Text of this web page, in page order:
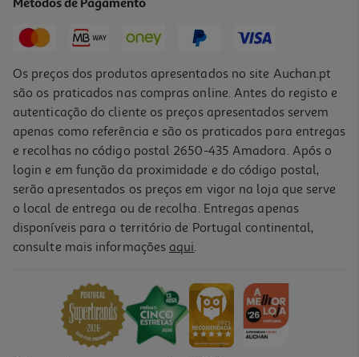
Aventura Odisseias Dino Parque Odi24
20,90 €
Métodos de Pagamento
Os preços dos produtos apresentados no site Auchan.pt
são os praticados nas compras online. Antes do registo e
autenticação do cliente os preços apresentados servem
apenas como referência e são os praticados para entregas
e recolhas no código postal 2650-435 Amadora. Após o
login e em função da proximidade e do código postal,
serão apresentados os preços em vigor na loja que serve
o local de entrega ou de recolha. Entregas apenas
disponíveis para o território de Portugal continental,
consulte mais informações aqui.